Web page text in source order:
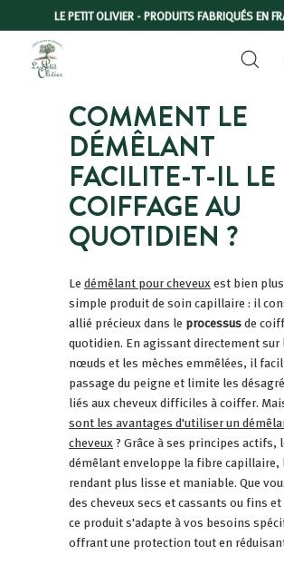
au
contenu
Diaporama
LE PETIT OLIVIER - PRODUITS FABRIQUÉS EN
COMMENT LE
DÉMÊLANT
FACILITE-T-IL LE
COIFFAGE AU
QUOTIDIEN ?
Ledémêlant pour cheveuxest bien
simple produit de soin capillaire : il
allié précieux dans le processusde
quotidien. En agissant directement sur
nœuds et les mèches emmêlées, il
passage du peigne et limite les
liés aux cheveux difficiles à coiffer.
sont les avantages d'utiliser un
cheveux? Grâce à ses principes actifs,
démêlant enveloppe la fibre capillaire,
rendant plus lisse et maniable. Que
des cheveux secs et cassants ou fins
ce produit s'adapte à vos besoins
offrant une protection tout en